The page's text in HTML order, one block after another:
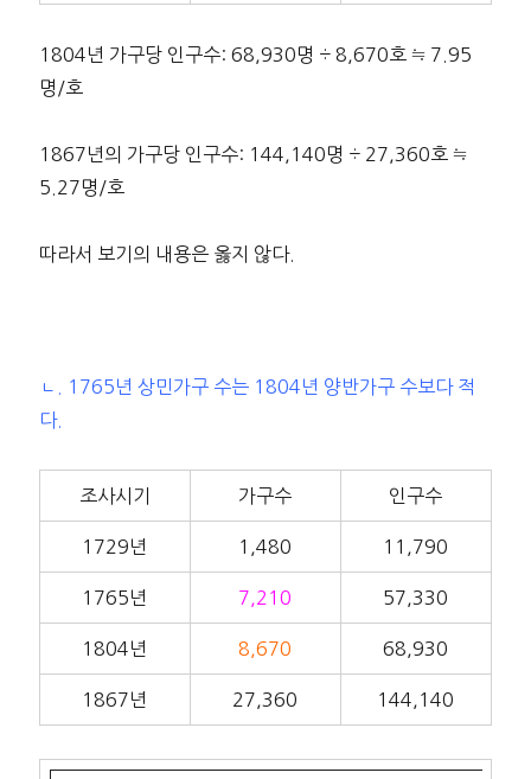
1804년 가구당 인구수: 68,930명 ÷ 8,670호 ≒ 7.95
명/호
1867년의 가구당 인구수: 144,140명 ÷ 27,360호 ≒
5.27명/호
따라서 보기의 내용은 옳지 않다.
ㄴ. 1765년 상민가구 수는 1804년 양반가구 수보다 적
다.
조사시기 가구수 인구수
1729년 1,480 11,790
1765년 7,210 57,330
1804년 8,670 68,930
1867년 27,360 144,140